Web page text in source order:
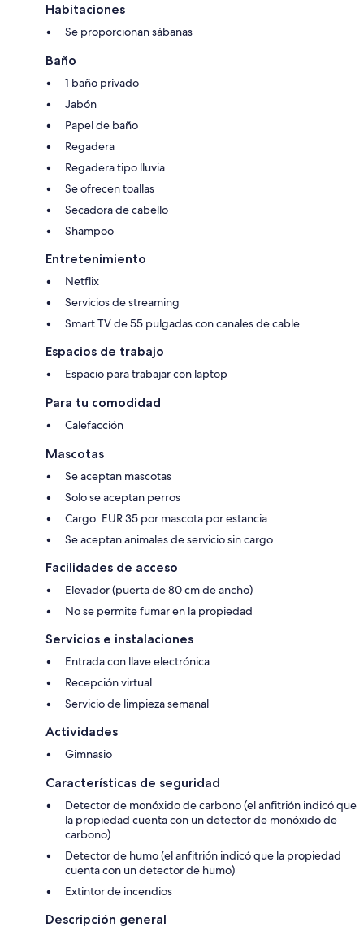
Habitaciones
Se proporcionan sábanas
Baño
1 baño privado
Jabón
Papel de baño
Regadera
Regadera tipo lluvia
Se ofrecen toallas
Secadora de cabello
Shampoo
Entretenimiento
Netflix
Servicios de streaming
Smart TV de 55 pulgadas con canales de cable
Espacios de trabajo
Espacio para trabajar con laptop
Para tu comodidad
Calefacción
Mascotas
Se aceptan mascotas
Solo se aceptan perros
Cargo: EUR 35 por mascota por estancia
Se aceptan animales de servicio sin cargo
Facilidades de acceso
Elevador (puerta de 80 cm de ancho)
No se permite fumar en la propiedad
Servicios e instalaciones
Entrada con llave electrónica
Recepción virtual
Servicio de limpieza semanal
Actividades
Gimnasio
Características de seguridad
Detector de monóxido de carbono (el anfitrión indicó que
la propiedad cuenta con un detector de monóxido de
carbono)
Detector de humo (el anfitrión indicó que la propiedad
cuenta con un detector de humo)
Extintor de incendios
Descripción general